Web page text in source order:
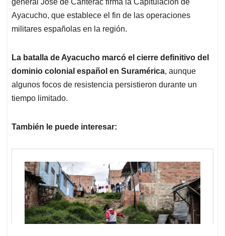
general José de Canterac firma la Capitulación de
Ayacucho, que establece el fin de las operaciones
militares españolas en la región.
La batalla de Ayacucho marcó el cierre definitivo del
dominio colonial español en Suramérica, aunque
algunos focos de resistencia persistieron durante un
tiempo limitado.
También le puede interesar: